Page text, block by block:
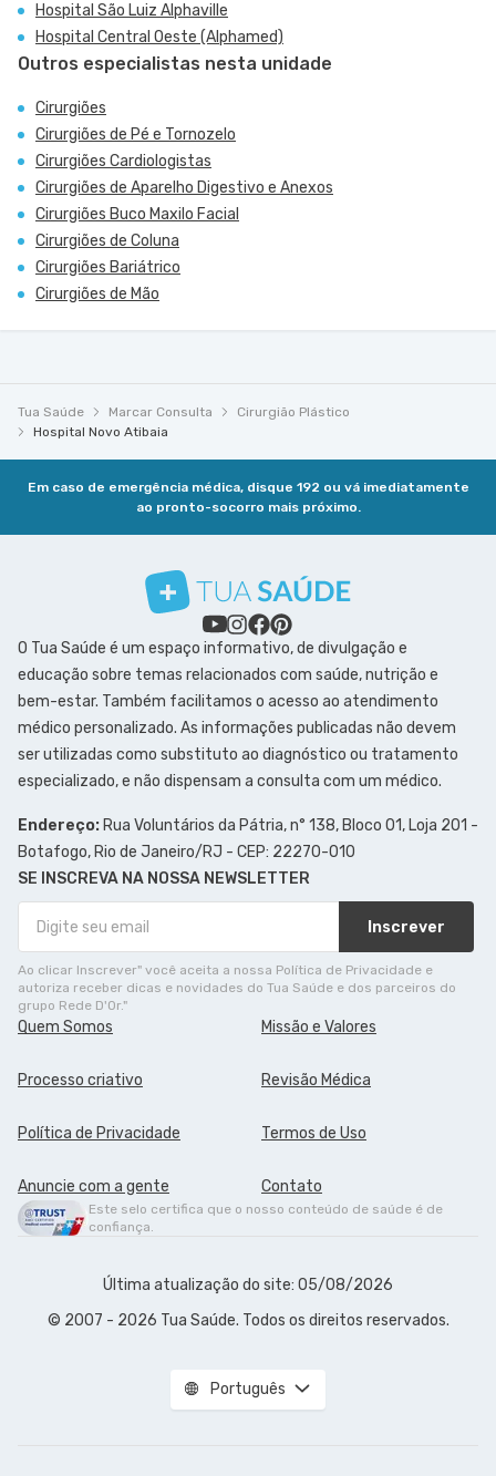
Hospital São Luiz Alphaville
Hospital Central Oeste (Alphamed)
Outros especialistas nesta unidade
Cirurgiões
Cirurgiões de Pé e Tornozelo
Cirurgiões Cardiologistas
Cirurgiões de Aparelho Digestivo e Anexos
Cirurgiões Buco Maxilo Facial
Cirurgiões de Coluna
Cirurgiões Bariátrico
Cirurgiões de Mão
Tua Saúde Marcar Consulta
Cirurgião Plástico
Hospital Novo Atibaia
Em caso de emergência médica, disque 192 ou vá imediatamente
ao pronto-socorro mais próximo.
O Tua Saúde é um espaço informativo, de divulgação e
educação sobre temas relacionados com saúde, nutrição e
bem-estar. Também facilitamos o acesso ao atendimento
médico personalizado. As informações publicadas não devem
ser utilizadas como substituto ao diagnóstico ou tratamento
especializado, e não dispensam a consulta com um médico.
Endereço: Rua Voluntários da Pátria, n° 138, Bloco 01, Loja 201 -
Botafogo, Rio de Janeiro/RJ - CEP: 22270-010
SE INSCREVA NA NOSSA NEWSLETTER
Inscrever
Ao clicar Inscrever" você aceita a nossa Política de Privacidade e
autoriza receber dicas e novidades do Tua Saúde e dos parceiros do
grupo Rede D'Or."
Quem Somos Missão e Valores
Processo criativo Revisão Médica
Política de Privacidade Termos de Uso
Anuncie com a gente Contato
Este selo certifica que o nosso conteúdo de saúde é de
confiança.
Última atualização do site: 05/08/2026
© 2007 - 2026 Tua Saúde. Todos os direitos reservados.
Português